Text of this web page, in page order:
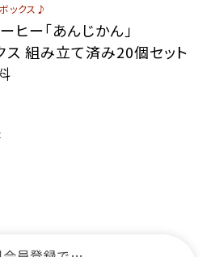
ックス♪
ヒー「あんじかん」
ス 組み立て済み20個セット